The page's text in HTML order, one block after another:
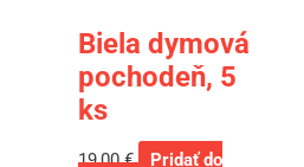
Biela dymová
pochodeň, 5
ks
19,00€ Pridať do